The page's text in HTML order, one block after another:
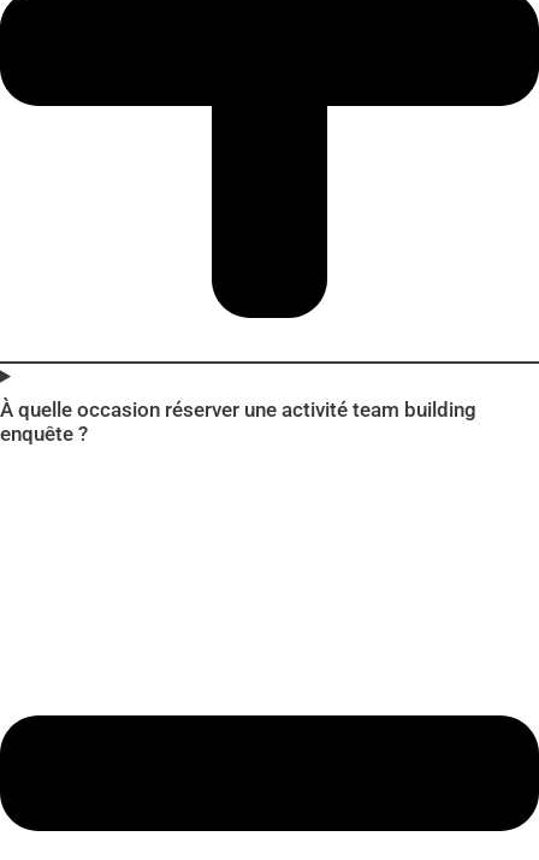
À quelle occasion réserver une activité team building
enquête ?